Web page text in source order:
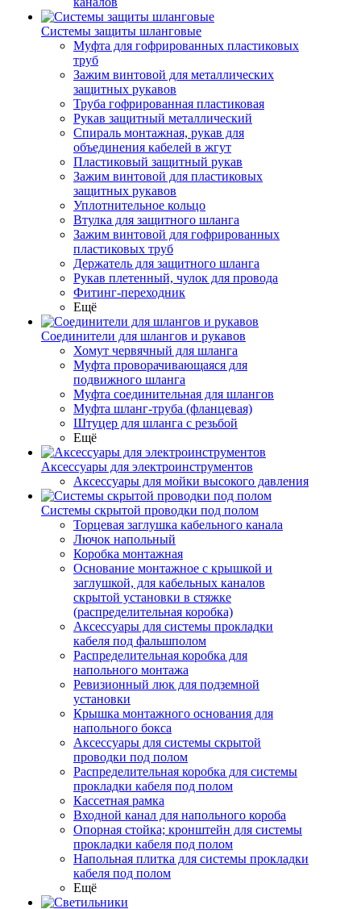
Системы защиты шланговые
Муфта для гофрированных пластиковых
труб
Зажим винтовой для металлических
защитных рукавов
Труба гофрированная пластиковая
Рукав защитный металлический
Спираль монтажная, рукав для
объединения кабелей в жгут
Пластиковый защитный рукав
Зажим винтовой для пластиковых
защитных рукавов
Уплотнительное кольцо
Втулка для защитного шланга
Зажим винтовой для гофрированных
пластиковых труб
Держатель для защитного шланга
Рукав плетенный, чулок для провода
Фитинг-переходник
Ещё
Соединители для шлангов и рукавов
Хомут червячный для шланга
Муфта проворачивающаяся для
подвижного шланга
Муфта соединительная для шлангов
Муфта шланг-труба (фланцевая)
Штуцер для шланга с резьбой
Ещё
Аксессуары для электроинструментов
Аксессуары для мойки высокого давления
Системы скрытой проводки под полом
Торцевая заглушка кабельного канала
Лючок напольный
Коробка монтажная
Основание монтажное с крышкой и
заглушкой, для кабельных каналов
скрытой установки в стяжке
(распределительная коробка)
Аксессуары для системы прокладки
кабеля под фальшполом
Распределительная коробка для
напольного монтажа
Ревизионный люк для подземной
установки
Крышка монтажного основания для
напольного бокса
Аксессуары для системы скрытой
проводки под полом
Распределительная коробка для системы
прокладки кабеля под полом
Кассетная рамка
Входной канал для напольного короба
Опорная стойка; кронштейн для системы
прокладки кабеля под полом
Напольная плитка для системы прокладки
кабеля под полом
Ещё